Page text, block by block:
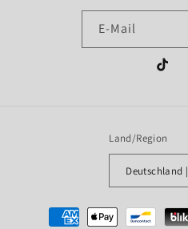
E-Mail
TikTok
Land/Region
Zahlungsmethoden